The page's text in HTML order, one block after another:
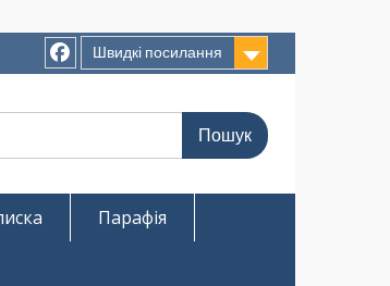
Швидкі посилання
Парафія